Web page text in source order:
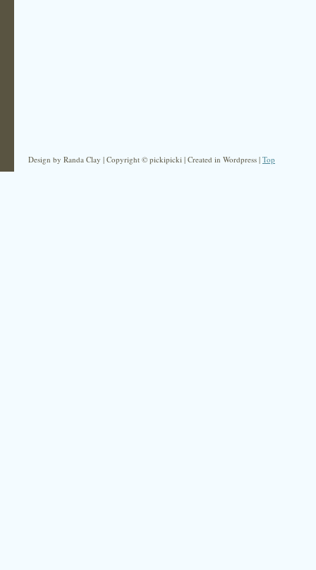
Design by Randa Clay | Copyright © pickipicki | Created in Wordpress | Top